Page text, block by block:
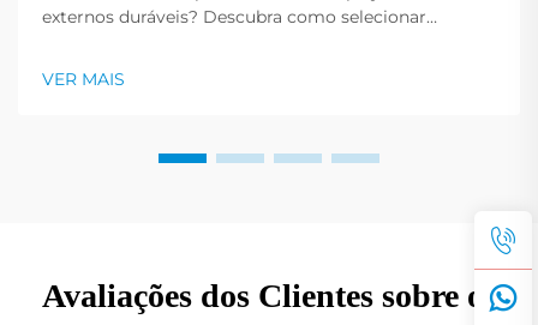
externos duráveis? Descubra como selecionar
mais agora.
VER MAIS
Avaliações dos Clientes sobre os